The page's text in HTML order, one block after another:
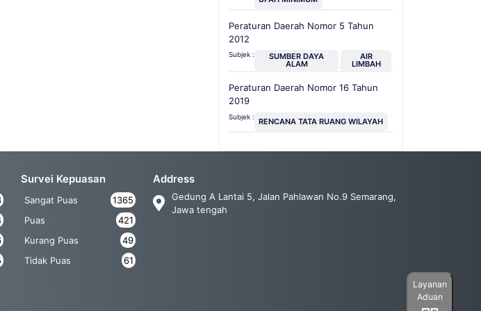
Peraturan Daerah Nomor 5 Tahun
2012
Subjek : SUMBER DAYA
ALAM
AIR
LIMBAH
Peraturan Daerah Nomor 16 Tahun
2019
Subjek : RENCANA TATA RUANG WILAYAH
Survei Kepuasan
Sangat Puas
1365
Puas
421
Kurang Puas
49
Tidak Puas
61
Address
Gedung A Lantai 5, Jalan Pahlawan No.9 Semarang,
Jawa tengah
Layanan
Aduan